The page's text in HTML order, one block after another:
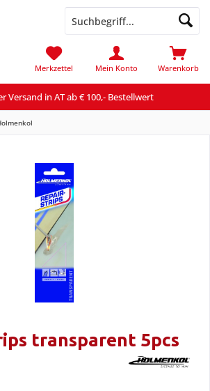
Versand in AT ab € 100,- Bestellwert
Warenkorb
Merkzettel Mein Konto
transparent 5pcs